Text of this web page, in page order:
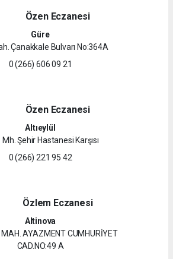
Özen Eczanesi
Güre
Çanakkale Bulvarı No:364A
0 (266) 606 09 21
Özen Eczanesi
Altıeylül
Mh. Şehir Hastanesi Karşısı
0 (266) 221 95 42
Özlem Eczanesi
Altinova
MAH. AYAZMENT CUMHURİYET
CAD.NO:49 A